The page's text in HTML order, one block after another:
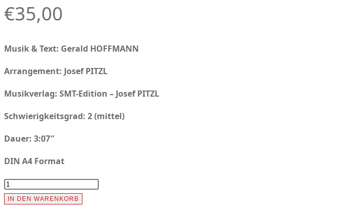
€35,00
Musik & Text: Gerald HOFFMANN
Arrangement: Josef PITZL
Musikverlag: SMT-Edition – Josef PITZL
Schwierigkeitsgrad: 2 (mittel)
Dauer: 3:07″
DIN A4 Format
EIN
TROUBADOUR
IN DEN WARENKORB